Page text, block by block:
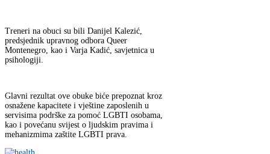
Treneri na obuci su bili Danijel Kalezić,
predsjednik upravnog odbora Queer
Montenegro, kao i Varja Kadić, savjetnica u
psihologiji.
Glavni rezultat ove obuke biće prepoznat kroz
osnažene kapacitete i vještine zaposlenih u
servisima podrške za pomoć LGBTI osobama,
kao i povećanu svijest o ljudskim pravima i
mehanizmima zaštite LGBTI prava.